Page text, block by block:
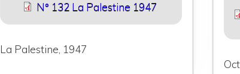
N° 132 La Palestine 1947
La Palestine, 1947